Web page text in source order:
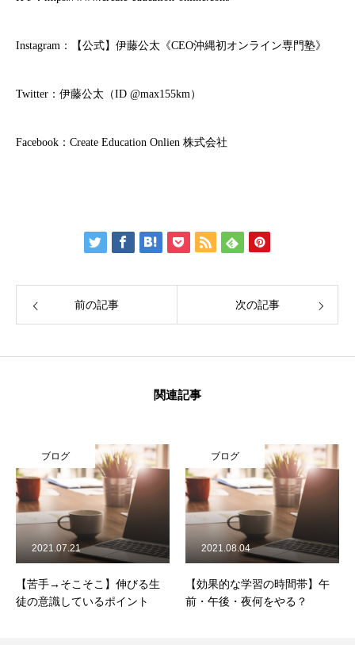
Instagram： 【公式】伊藤公太《CEO沖縄初オンライン専門塾》
Twitter： 伊藤公太（ID @max155km）
Facebook： Create Education Onlien 株式会社
前の記事 次の記事
関連記事
ブログ
【苦手→そこそこ】伸びる生
徒の意識しているポイント
2021.07.21
ブログ
【効果的な学習の時間帯】午
前・午後・夜何をやる？
2021.08.04